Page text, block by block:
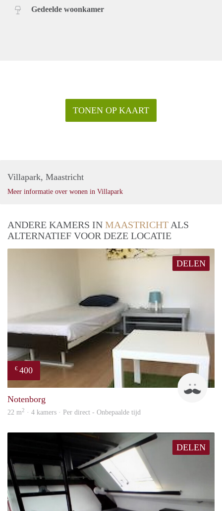
Gedeelde woonkamer
TONEN OP KAART
Villapark, Maastricht
Meer informatie over wonen in Villapark
ANDERE KAMERS IN MAASTRICHT ALS
ALTERNATIEF VOOR DEZE LOCATIE
DELEN
€ 400
Roel
Notenborg
22 m2 · 4 kamers · Per direct - Onbepaalde tijd
DELEN